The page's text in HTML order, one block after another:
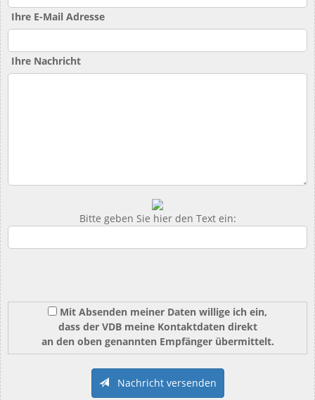
Ihre E-Mail Adresse
Ihre Nachricht
Bitte geben Sie hier den Text ein:
Mit Absenden meiner Daten willige ich ein,
dass der VDB meine Kontaktdaten direkt
an den oben genannten Empfänger übermittelt.
Nachricht versenden